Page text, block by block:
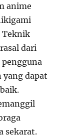
anime
Teknik
dari
yang dapat
sekarat.